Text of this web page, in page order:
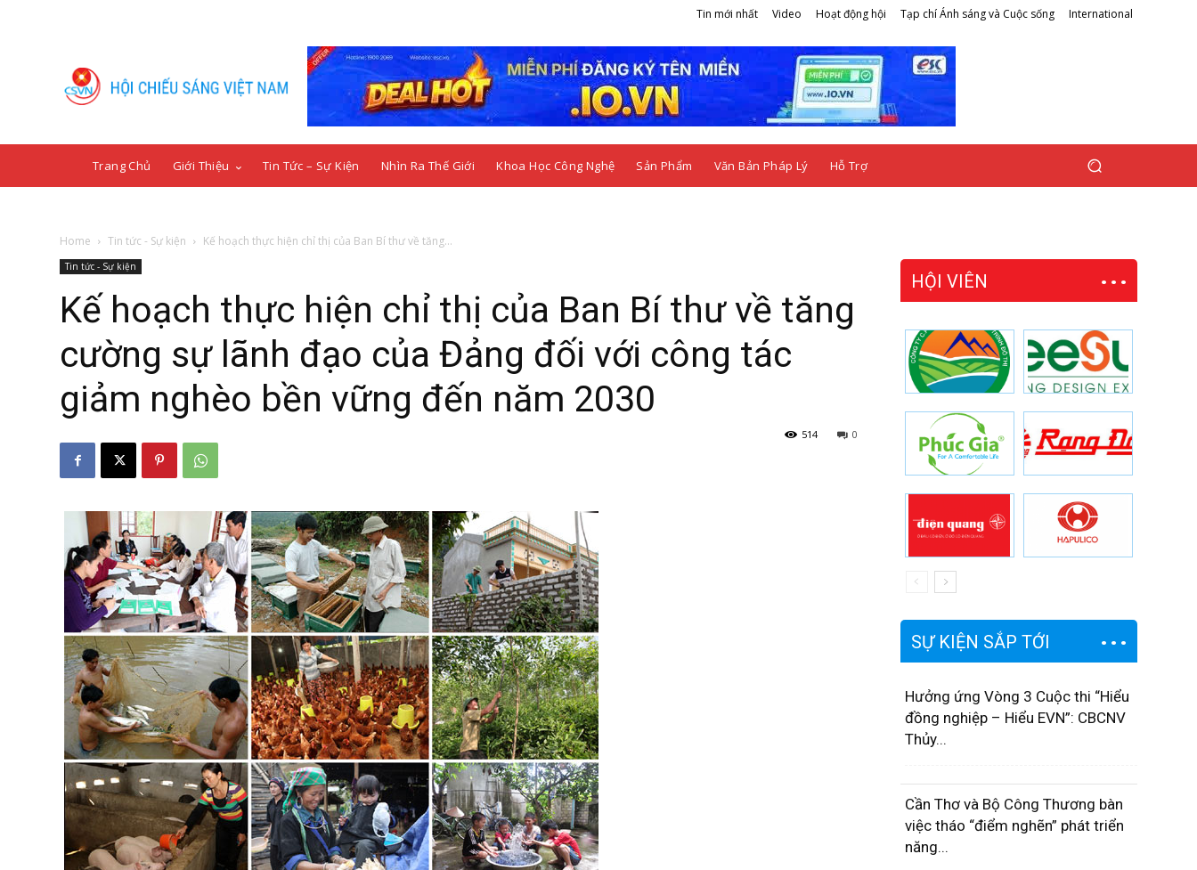
Tin mới nhất Video Hoạt động hội Tạp chí Ánh sáng và Cuộc sống International
Trang Chủ Giới Thiệu Tin Tức – Sự Kiện Nhìn Ra Thế Giới Khoa Học Công Nghệ Sản Phẩm Văn Bản Pháp Lý Hỗ Trợ
Home Tin tức - Sự kiện Kế hoạch thực hiện chỉ thị của Ban Bí thư về tăng...
Tin tức - Sự kiện
Kế hoạch thực hiện chỉ thị của Ban Bí thư về tăng
cường sự lãnh đạo của Đảng đối với công tác
giảm nghèo bền vững đến năm 2030
0
514
HỘI VIÊN
SỰ KIỆN SẮP TỚI
Hưởng ứng Vòng 3 Cuộc thi “Hiểu
đồng nghiệp – Hiểu EVN”: CBCNV
Thủy...
Cần Thơ và Bộ Công Thương bàn
việc tháo “điểm nghẽn” phát triển
năng...